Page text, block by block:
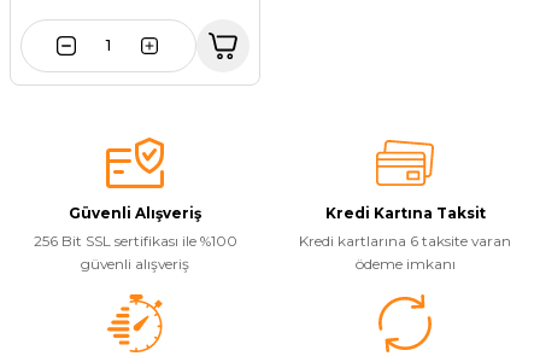
Güvenli Alışveriş
256 Bit SSL sertifikası ile %100
güvenli alışveriş
Kredi Kartına Taksit
Kredi kartlarına 6 taksite varan
ödeme imkanı